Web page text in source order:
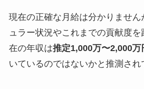
現在の正確な月給は分かりませ
ュラー状況やこれまでの貢献度
在の年収は推定1,000万〜2,000万
いているのではないかと推測され